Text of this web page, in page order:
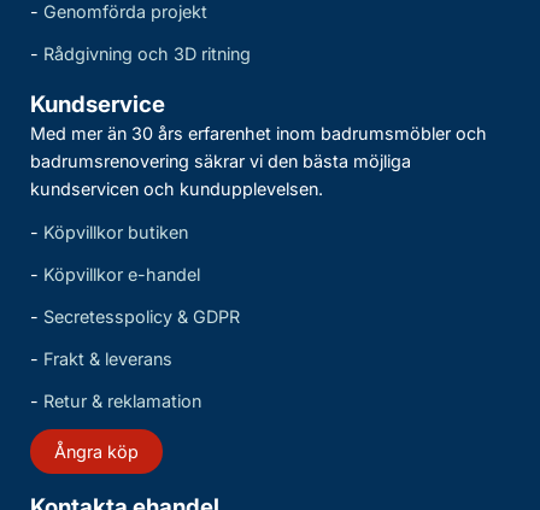
- Genomförda projekt
- Rådgivning och 3D ritning
Kundservice
Med mer än 30 års erfarenhet inom badrumsmöbler och
badrumsrenovering säkrar vi den bästa möjliga
kundservicen och kundupplevelsen.
- Köpvillkor butiken
- Köpvillkor e-handel
- Secretesspolicy & GDPR
- Frakt & leverans
- Retur & reklamation
Ångra köp